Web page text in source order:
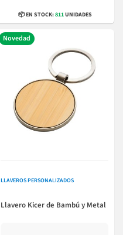
📦 EN STOCK:811UNIDADES
Novedad
LLAVEROS PERSONALIZADOS
Llavero Kicer de Bambú y Metal